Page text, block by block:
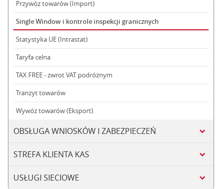
Przywóz towarów (Import)
Single Window i kontrole inspekcji granicznych
Statystyka UE (Intrastat)
Taryfa celna
TAX FREE - zwrot VAT podróżnym
Tranzyt towarów
Wywóz towarów (Eksport)
OBSŁUGA WNIOSKÓW I ZABEZPIECZEŃ
STREFA KLIENTA KAS
USŁUGI SIECIOWE